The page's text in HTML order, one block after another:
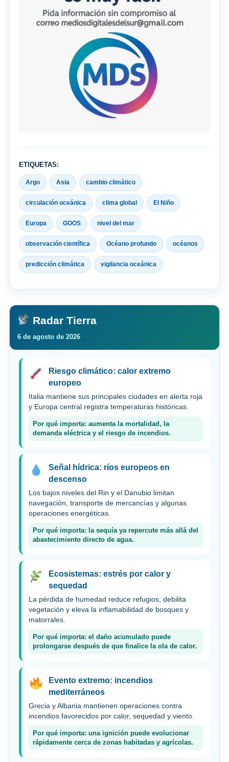
ETIQUETAS:
Argo Asia cambio climático
circulación oceánica clima global El Niño
Europa GOOS nivel del mar
observación científica Océano profundo océanos
predicción climática vigilancia oceánica
Radar Tierra
6 de agosto de 2026
Riesgo climático: calor extremo
europeo
Italia mantiene sus principales ciudades en alerta roja
y Europa central registra temperaturas históricas.
Por qué importa: aumenta la mortalidad, la
demanda eléctrica y el riesgo de incendios.
Señal hídrica: ríos europeos en
descenso
Los bajos niveles del Rin y el Danubio limitan
navegación, transporte de mercancías y algunas
operaciones energéticas.
Por qué importa: la sequía ya repercute más allá del
abastecimiento directo de agua.
Ecosistemas: estrés por calor y
sequedad
La pérdida de humedad reduce refugios, debilita
vegetación y eleva la inflamabilidad de bosques y
matorrales.
Por qué importa: el daño acumulado puede
prolongarse después de que finalice la ola de calor.
Evento extremo: incendios
mediterráneos
Grecia y Albania mantienen operaciones contra
incendios favorecidos por calor, sequedad y viento.
Por qué importa: una ignición puede evolucionar
rápidamente cerca de zonas habitadas y agrícolas.